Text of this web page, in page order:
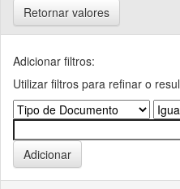
Retornar valores
Adicionar filtros:
Utilizar filtros para refinar o